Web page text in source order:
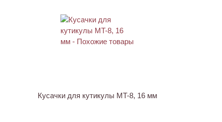
Кусачки для кутикулы MT-8, 16 мм